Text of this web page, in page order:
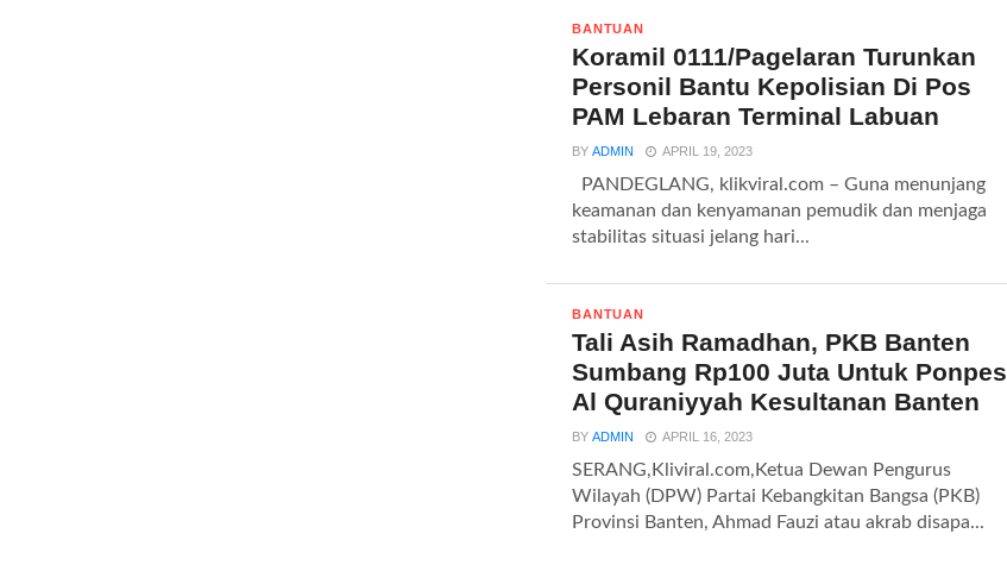
BANTUAN
Koramil 0111/Pagelaran Turunkan
Personil Bantu Kepolisian Di Pos
PAM Lebaran Terminal Labuan
BYADMIN APRIL 19, 2023
PANDEGLANG, klikviral.com – Guna menunjang
keamanan dan kenyamanan pemudik dan menjaga
stabilitas situasi jelang hari...
BANTUAN
Tali Asih Ramadhan, PKB Banten
Sumbang Rp100 Juta Untuk Ponpes
Al Quraniyyah Kesultanan Banten
BYADMIN APRIL 16, 2023
SERANG,Kliviral.com,Ketua Dewan Pengurus
Wilayah (DPW) Partai Kebangkitan Bangsa (PKB)
Provinsi Banten, Ahmad Fauzi atau akrab disapa...